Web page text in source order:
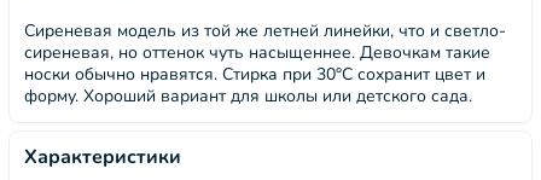
Сиреневая модель из той же летней линейки, что и светло-
сиреневая, но оттенок чуть насыщеннее. Девочкам такие
носки обычно нравятся. Стирка при 30°C сохранит цвет и
форму. Хороший вариант для школы или детского сада.
Характеристики